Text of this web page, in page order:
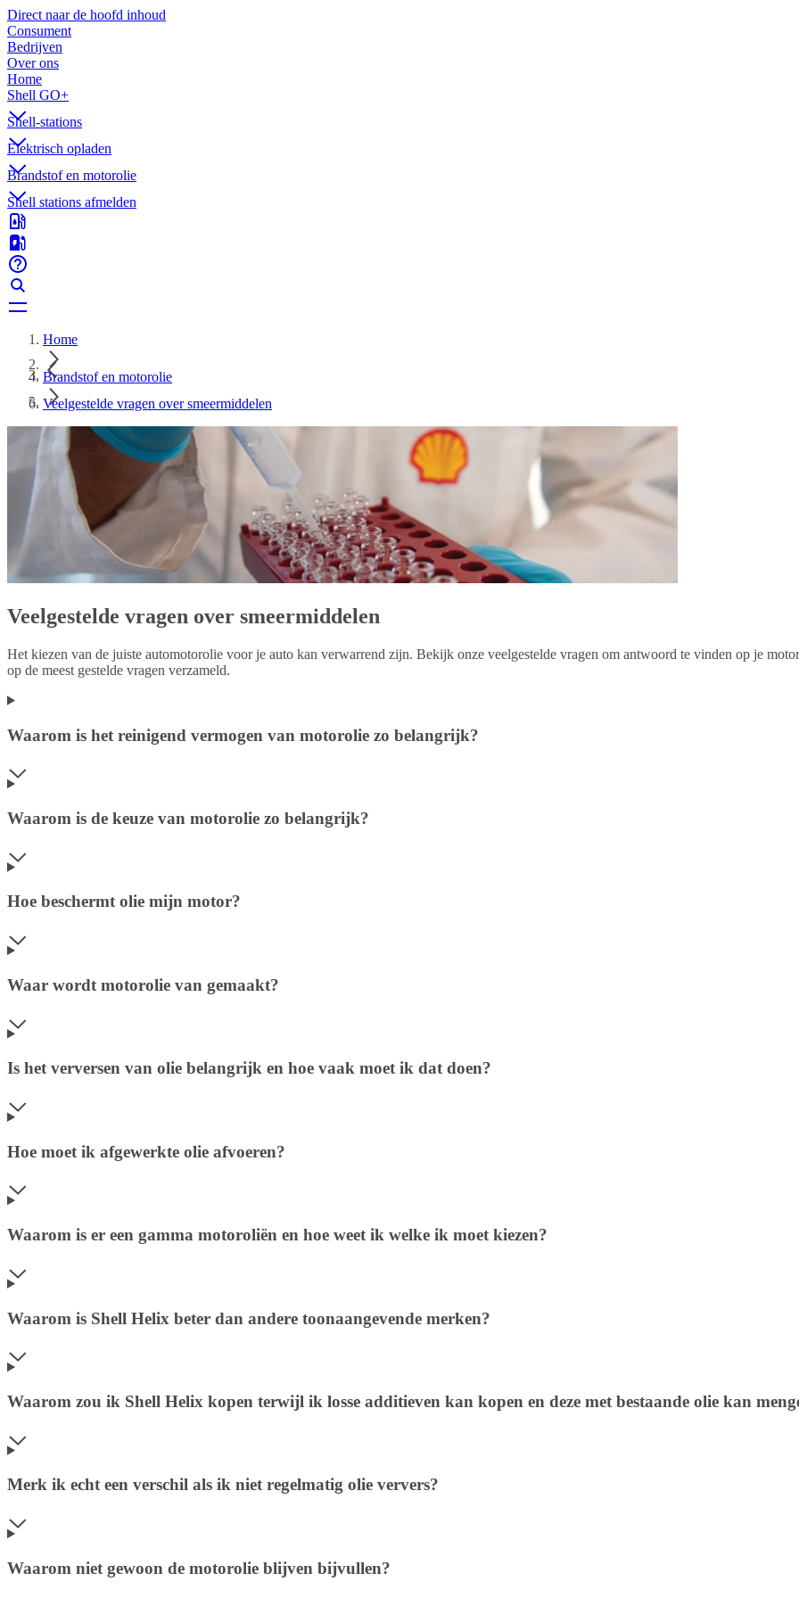
Direct naar de hoofd inhoud
Consument
Bedrijven
Over ons
Home
Shell GO+
Shell-stations
Elektrisch opladen
Brandstof en motorolie
Shell stations afmelden
Home
Brandstof en motorolie
Veelgestelde vragen over smeermiddelen
Veelgestelde vragen over smeermiddelen
Het kiezen van de juiste automotorolie voor je auto kan verwarrend zijn. Bekijk onze veelgestelde vragen om antwoord te vinden op je
op de meest gestelde vragen verzameld.
Waarom is het reinigend vermogen van motorolie zo belangrijk?
Waarom is de keuze van motorolie zo belangrijk?
Hoe beschermt olie mijn motor?
Waar wordt motorolie van gemaakt?
Is het verversen van olie belangrijk en hoe vaak moet ik dat doen?
Hoe moet ik afgewerkte olie afvoeren?
Waarom is er een gamma motoroliën en hoe weet ik welke ik moet kiezen?
Waarom is Shell Helix beter dan andere toonaangevende merken?
Waarom zou ik Shell Helix kopen terwijl ik losse additieven kan kopen en deze met bestaande olie kan
Merk ik echt een verschil als ik niet regelmatig olie ververs?
Waarom niet gewoon de motorolie blijven bijvullen?